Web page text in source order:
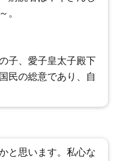
。
子、愛子皇太子殿下
民の総意であり、自
と思います。私心な